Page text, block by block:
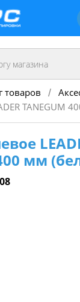
товаров /
TANEGUM
мм